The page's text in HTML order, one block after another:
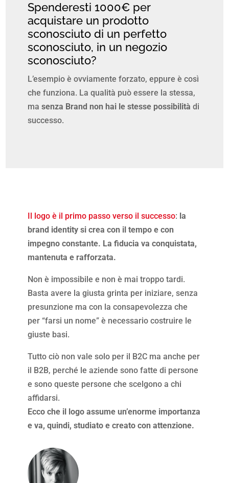
Spenderesti 1000€ per
acquistare un prodotto
sconosciuto di un perfetto
sconosciuto, in un negozio
sconosciuto?
L’esempio è ovviamente forzato, eppure è così
che funziona. La qualità può essere la stessa,
ma senza Brand non hai le stesse possibilità di
successo.
Il logo è il primo passo verso il successo: la
brand identity si crea con il tempo e con
impegno constante. La fiducia va conquistata,
mantenuta e rafforzata.
Non è impossibile e non è mai troppo tardi.
Basta avere la giusta grinta per iniziare, senza
presunzione ma con la consapevolezza che
per “farsi un nome” è necessario costruire le
giuste basi.
Tutto ciò non vale solo per il B2C ma anche per
il B2B, perché le aziende sono fatte di persone
e sono queste persone che scelgono a chi
affidarsi.
Ecco che il logo assume un’enorme importanza
e va, quindi, studiato e creato con attenzione.